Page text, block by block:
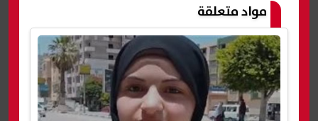
مواد متعلقة